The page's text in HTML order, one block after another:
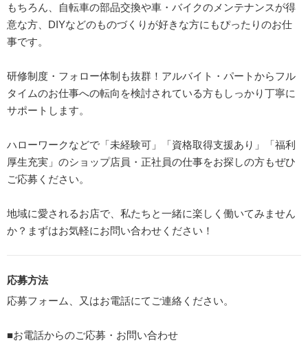
もちろん、自転車の部品交換や車・バイクのメンテナンスが得
意な方、DIYなどのものづくりが好きな方にもぴったりのお仕
事です。
研修制度・フォロー体制も抜群！アルバイト・パートからフル
タイムのお仕事への転向を検討されている方もしっかり丁寧に
サポートします。
ハローワークなどで「未経験可」「資格取得支援あり」「福利
厚生充実」のショップ店員・正社員の仕事をお探しの方もぜひ
ご応募ください。
地域に愛されるお店で、私たちと一緒に楽しく働いてみません
か？まずはお気軽にお問い合わせください！
応募方法
応募フォーム、又はお電話にてご連絡ください。
■お電話からのご応募・お問い合わせ